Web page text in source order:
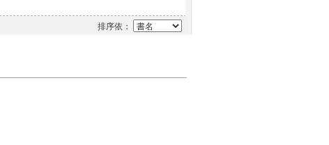
排序依：